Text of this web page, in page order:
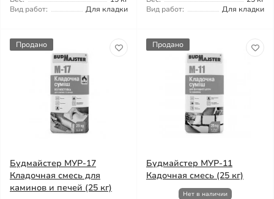
Вид работ:
Для кладки
Вид работ:
Для кладки
Продано
Будмайстер МУР-17
Кладочная смесь для
каминов и печей (25 кг)
Продано
Будмайстер МУР-11
Кадочная смесь (25 кг)
Нет в наличии